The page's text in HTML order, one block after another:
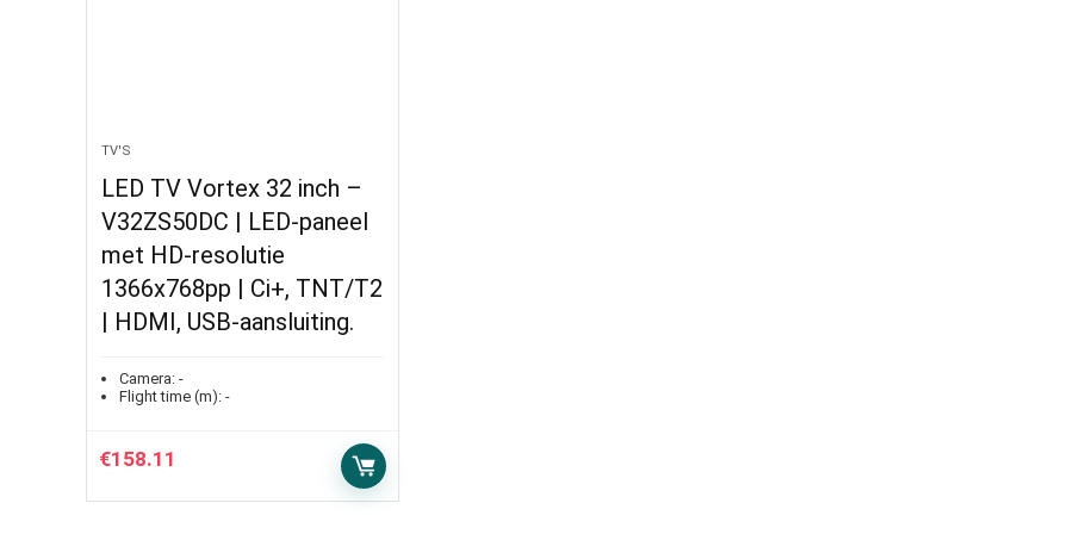
TV'S
LED TV Vortex 32 inch –
V32ZS50DC | LED-paneel
met HD-resolutie
1366x768pp | Ci+, TNT/T2
| HDMI, USB-aansluiting.
Camera: -
Flight time (m): -
€158.11